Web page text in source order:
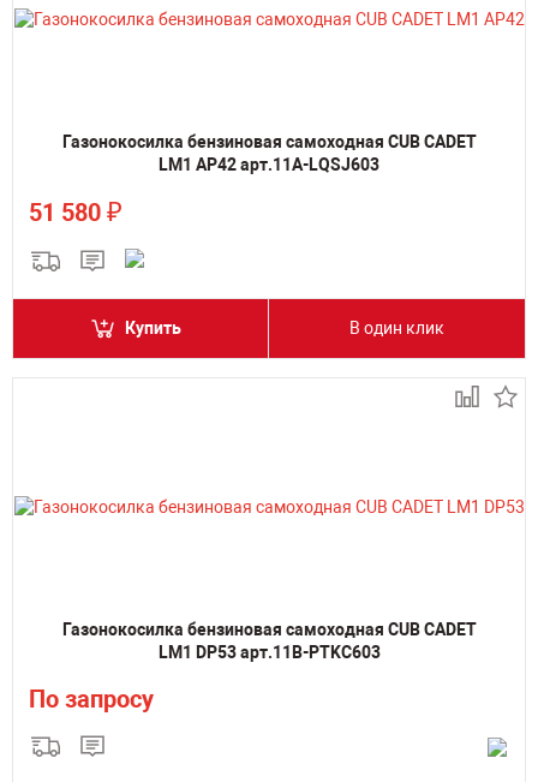
Газонокосилка бензиновая самоходная CUB CADET
LM1 AP42 арт.11A-LQSJ603
51 580 ₽
Купить В один клик
Газонокосилка бензиновая самоходная CUB CADET
LM1 DP53 арт.11B-PTKC603
По запросу